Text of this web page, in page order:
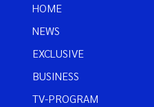
HOME
NEWS
EXCLUSIVE
BUSINESS
TV-PROGRAM